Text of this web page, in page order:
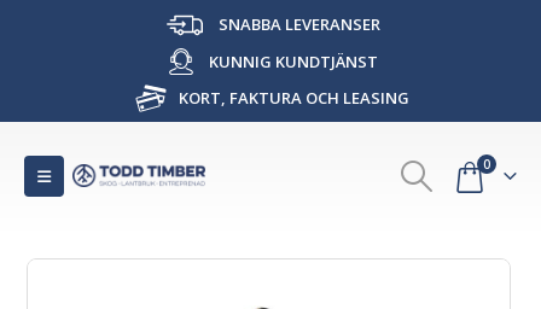
SNABBA LEVERANSER
KUNNIG KUNDTJÄNST
KORT, FAKTURA OCH LEASING
0